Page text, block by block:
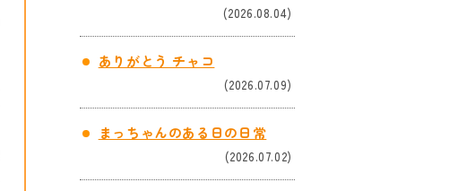
(2026.08.04)
ありがとう チャコ
(2026.07.09)
まっちゃんのある日の日常
(2026.07.02)